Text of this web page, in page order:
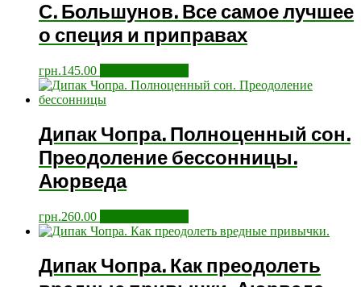
С. Большунов. Все самое лучшее
о специя и приправах
грн.145.00
Дипак Чопра. Полноценный сон.
Преодоление бессонницы.
Аюрведа
грн.260.00
Дипак Чопра. Как преодолеть